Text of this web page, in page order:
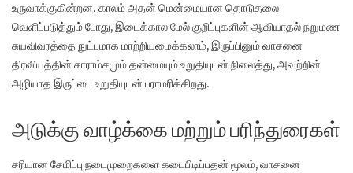
உருவாக்குகின்றன. காலம் அதன் மென்மையான தொடுதலை
வெளிப்படுத்தும் போது, ​​இடைக்கால மேல் குறிப்புகளின் ஆவியாதல் நறுமண
சுயவிவரத்தை நுட்பமாக மாற்றியமைக்கலாம், இருப்பினும் வாசனை
திரவியத்தின் சாராம்சமும் தன்மையும் உறுதியுடன் நிலைத்து, அவற்றின்
அழியாத இருப்பை உறுதியுடன் பராமரிக்கிறது.
அடுக்கு வாழ்க்கை மற்றும் பரிந்துரைகள்
சரியான சேமிப்பு நடைமுறைகளை கடைபிடிப்பதன் மூலம், வாசனை